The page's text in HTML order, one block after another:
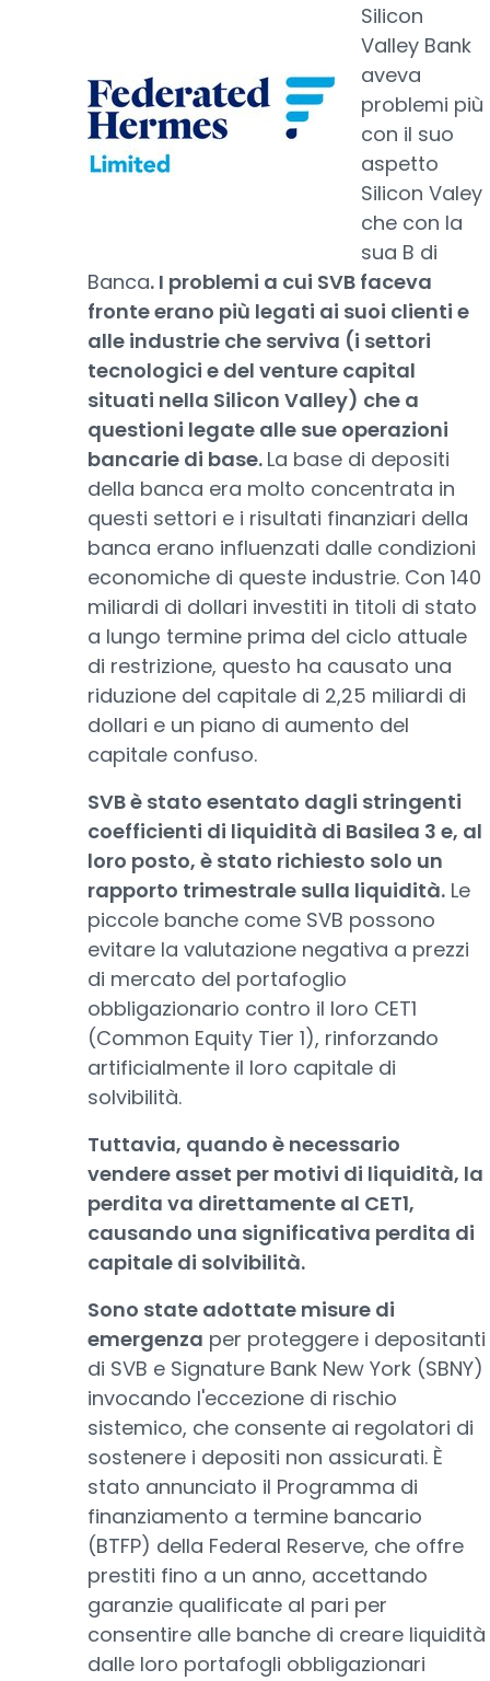
Silicon
Valley Bank
aveva
problemi più
con il suo
aspetto
Silicon Valey
che con la
sua B di
Banca. I problemi a cui SVB faceva
fronte erano più legati ai suoi clienti e
alle industrie che serviva (i settori
tecnologici e del venture capital
situati nella Silicon Valley) che a
questioni legate alle sue operazioni
bancarie di base. La base di depositi
della banca era molto concentrata in
questi settori e i risultati finanziari della
banca erano influenzati dalle condizioni
economiche di queste industrie. Con 140
miliardi di dollari investiti in titoli di stato
a lungo termine prima del ciclo attuale
di restrizione, questo ha causato una
riduzione del capitale di 2,25 miliardi di
dollari e un piano di aumento del
capitale confuso.
SVB è stato esentato dagli stringenti
coefficienti di liquidità di Basilea 3 e, al
loro posto, è stato richiesto solo un
rapporto trimestrale sulla liquidità. Le
piccole banche come SVB possono
evitare la valutazione negativa a prezzi
di mercato del portafoglio
obbligazionario contro il loro CET1
(Common Equity Tier 1), rinforzando
artificialmente il loro capitale di
solvibilità.
Tuttavia, quando è necessario
vendere asset per motivi di liquidità, la
perdita va direttamente al CET1,
causando una significativa perdita di
capitale di solvibilità.
Sono state adottate misure di
emergenza per proteggere i depositanti
di SVB e Signature Bank New York (SBNY)
invocando l'eccezione di rischio
sistemico, che consente ai regolatori di
sostenere i depositi non assicurati. È
stato annunciato il Programma di
finanziamento a termine bancario
(BTFP) della Federal Reserve, che offre
prestiti fino a un anno, accettando
garanzie qualificate al pari per
consentire alle banche di creare liquidità
dalle loro portafogli obbligazionari